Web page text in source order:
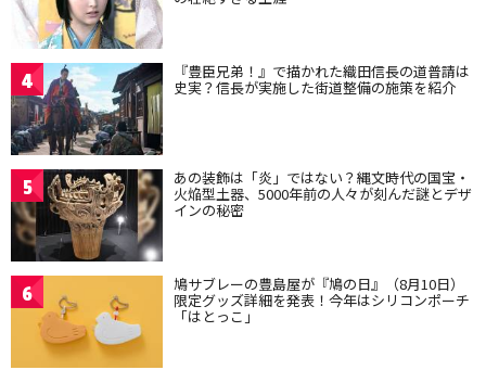
4 『豊臣兄弟！』で描かれた織田信長の道普請は
史実？信長が実施した街道整備の施策を紹介
5 あの装飾は「炎」ではない？縄文時代の国宝・
火焔型土器、5000年前の人々が刻んだ謎とデザ
インの秘密
6 鳩サブレーの豊島屋が『鳩の日』（8月10日）
限定グッズ詳細を発表！今年はシリコンポーチ
「はとっこ」